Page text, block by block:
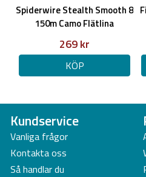
5000C
Kullager: 4
Lincapacity: 150m 0,37mm
vikt: 275g
Observera!
flätlinor varierar rejält i faktiska
Spiderwire Stealth Smooth 8
150m Camo Flätlina
269 kr
KÖP
Kundservice
Vanliga frågor
Kontakta oss
Så handlar du